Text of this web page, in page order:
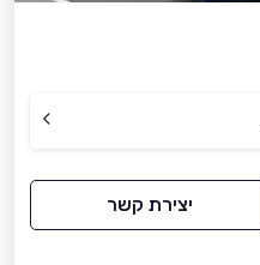
יצירת קשר